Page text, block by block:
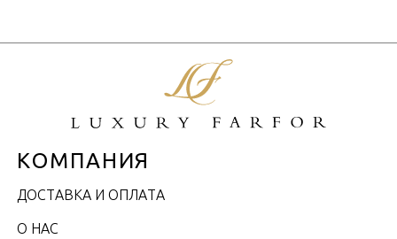
КОМПАНИЯ
ДОСТАВКА И ОПЛАТА
О НАС